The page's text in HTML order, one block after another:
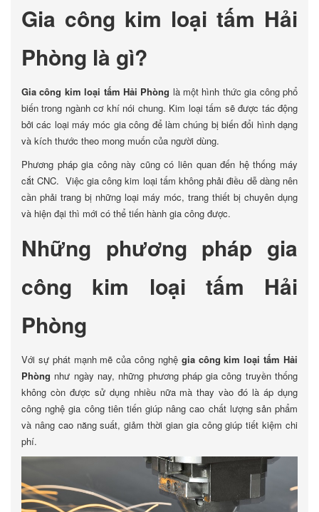
Gia công kim loại tấm Hải
Phòng là gì?
Gia công kim loại tấm Hải Phòng là một hình thức gia công phổ
biến trong ngành cơ khí nói chung. Kim loại tấm sẽ được tác động
bởi các loại máy móc gia công để làm chúng bị biến đổi hình dạng
và kích thước theo mong muốn của người dùng.
Phương pháp gia công này cũng có liên quan đến hệ thống máy
cắt CNC. Việc gia công kim loại tấm không phải điều dễ dàng nên
cần phải trang bị những loại máy móc, trang thiết bị chuyên dụng
và hiện đại thì mới có thể tiến hành gia công được.
Những phương pháp gia
công kim loại tấm Hải
Phòng
Với sự phát mạnh mẽ của công nghệ gia công kim loại tấm Hải
Phòng như ngày nay, những phương pháp gia công truyền thống
không còn được sử dụng nhiều nữa mà thay vào đó là áp dụng
công nghệ gia công tiên tiến giúp nâng cao chất lượng sản phẩm
và nâng cao năng suất, giảm thời gian gia công giúp tiết kiệm chi
phí.